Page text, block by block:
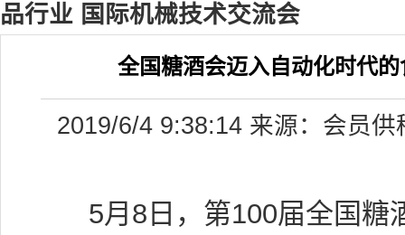
品行业 国际机械技术交流会
全国糖酒会迈入自动化时代
2019/6/4 9:38:14 来源：会员
5月8日，第100届全国糖